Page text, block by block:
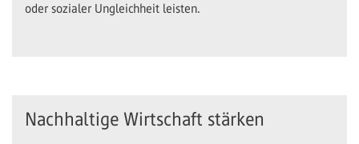
oder sozialer Ungleichheit leisten.
Nachhaltige Wirtschaft stärken